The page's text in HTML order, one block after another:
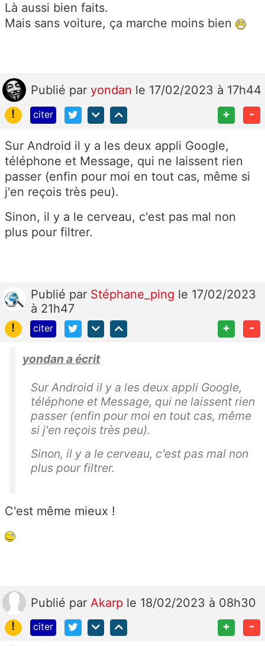
Là aussi bien faits.
Mais sans voiture, ça marche moins bien
Publié par yondan le 17/02/2023 à 17h44
!
citer + -
Sur Android il y a les deux appli Google,
téléphone et Message, qui ne laissent rien
passer (enfin pour moi en tout cas, même si
j'en reçois très peu).
Sinon, il y a le cerveau, c'est pas mal non
plus pour filtrer.
Publié par Stéphane_ping le 17/02/2023
à 21h47
!
citer + -
yondan a écrit
Sur Android il y a les deux appli Google,
téléphone et Message, qui ne laissent rien
passer (enfin pour moi en tout cas, même
si j'en reçois très peu).
Sinon, il y a le cerveau, c'est pas mal non
plus pour filtrer.
C'est même mieux !
Publié par Akarp le 18/02/2023 à 08h30
!
citer + -